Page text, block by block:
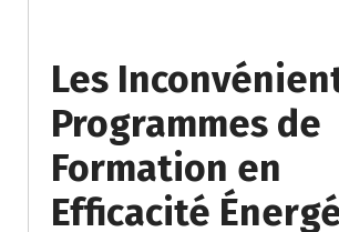
Les
Programmes de
Formation en
Efficacité